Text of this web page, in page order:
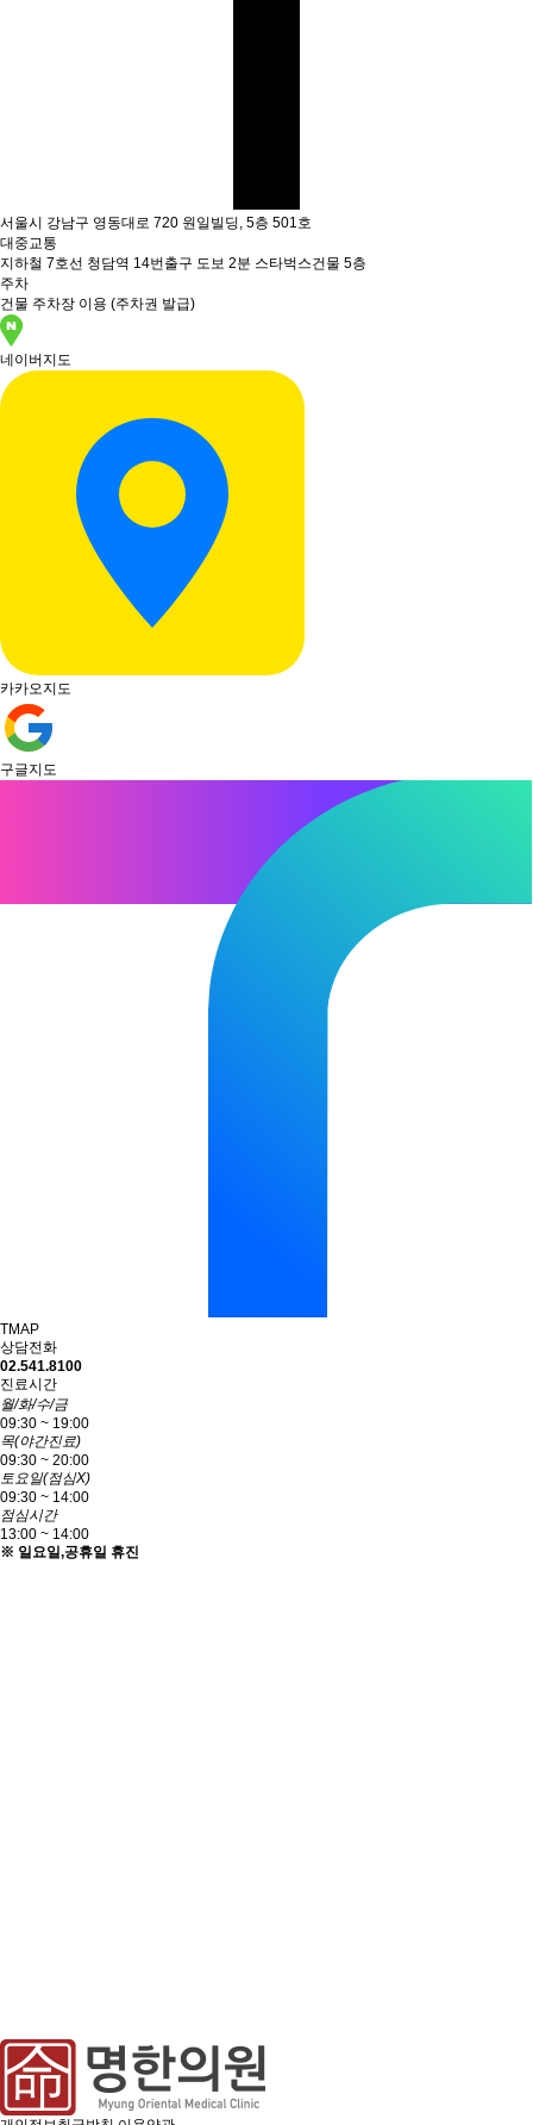
서울시 강남구 영동대로 720 원일빌딩, 5층 501호
대중교통
지하철 7호선 청담역 14번출구 도보 2분 스타벅스건물 5층
주차
건물 주차장 이용 (주차권 발급)
네이버지도
카카오지도
구글지도
TMAP
상담전화
02.541.8100
진료시간
월/화/수/금
09:30 ~ 19:00
목(야간진료)
09:30 ~ 20:00
토요일(점심X)
09:30 ~ 14:00
점심시간
13:00 ~ 14:00
※ 일요일,공휴일 휴진